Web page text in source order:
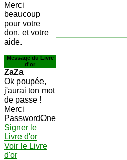
Merci
beaucoup
pour votre
don, et votre
aide.
Message du Livre
d'or
ZaZa
Ok poupée,
j'aurai ton mot
de passe !
Merci
PasswordOne
Signer le
Livre d'or
Voir le Livre
d'or